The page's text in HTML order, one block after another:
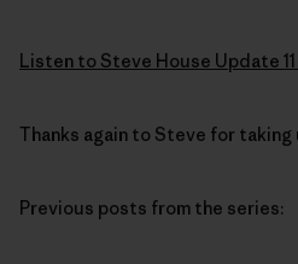
Listen to Steve House Update
Thanks again to Steve for
Previous posts from the series: